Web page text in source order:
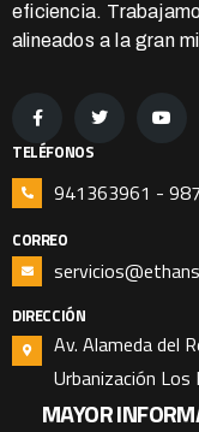
eficiencia.
alineados a la gran
TELÉFONOS
941363961 -
CORREO
DIRECCIÓN
Av. Alameda del
Urbanización Los
MAYOR